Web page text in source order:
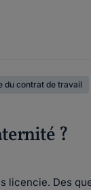
du contrat de travail
?
licencie. Des